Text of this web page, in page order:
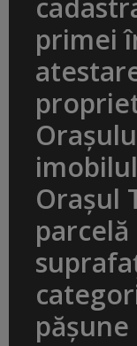
primei
Orașul
pășune